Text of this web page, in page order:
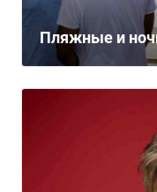
Пляжные и